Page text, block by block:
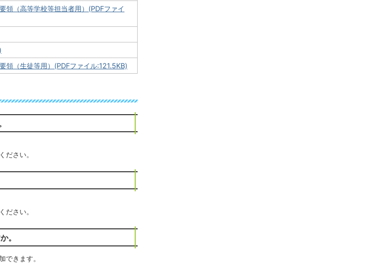
領（高等学校等担当者用）(PDFファイ
領（生徒等用）(PDFファイル:121.5KB)
ださい。
ださい。
。
できます。